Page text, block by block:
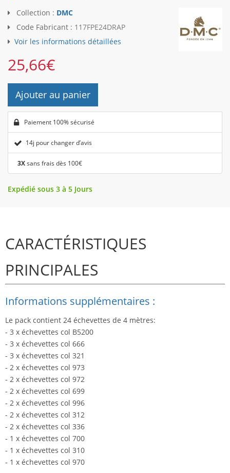
Collection : DMC
Code Fabricant : 117FPE24DRAP
Voir les informations détaillées
25,66€
Ajouter au panier
Paiement 100% sécurisé
14j pour changer d’avis
3Xsans frais dès 100€
Expédié sous 3 à 5 Jours
CARACTÉRISTIQUES
PRINCIPALES
Informations supplémentaires :
Le pack contient 24 échevettes de 4 mètres:
- 3 x échevettes col B5200
- 3 x échevettes col 666
- 3 x échevettes col 321
- 2 x échevettes col 973
- 2 x échevettes col 972
- 2 x échevettes col 699
- 2 x échevettes col 996
- 2 x échevettes col 312
- 2 x échevettes col 336
- 1 x échevettes col 700
- 1 x échevettes col 310
- 1 x échevettes col 970